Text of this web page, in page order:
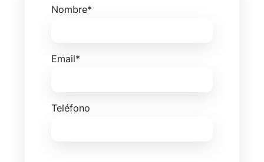
Nombre*
Email*
Teléfono